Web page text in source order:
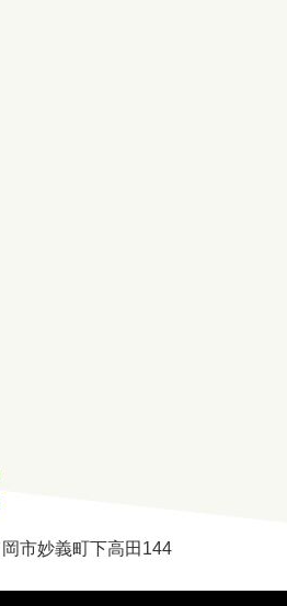
市妙義町下高田144